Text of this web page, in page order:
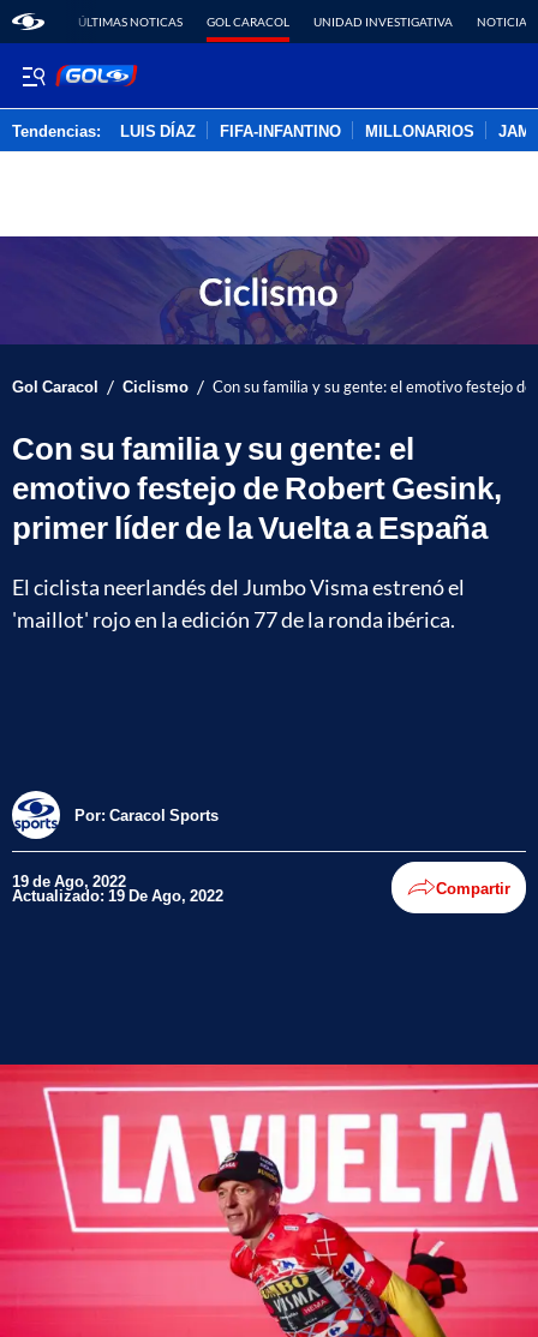
ÚLTIMAS NOTICAS GOL CARACOL UNIDAD INVESTIGATIVA NOTICIAS
Tendencias: LUIS DÍAZ FIFA-INFANTINO MILLONARIOS
Gol Caracol / Ciclismo / Con su familia y su gente: el emotivo festejo
Con su familia y su gente: el
emotivo festejo de Robert Gesink,
primer líder de la Vuelta a España
El ciclista neerlandés del Jumbo Visma estrenó el
'maillot' rojo en la edición 77 de la ronda ibérica.
Por: Caracol Sports
19 de Ago, 2022
Actualizado: 19 De Ago, 2022 Compartir